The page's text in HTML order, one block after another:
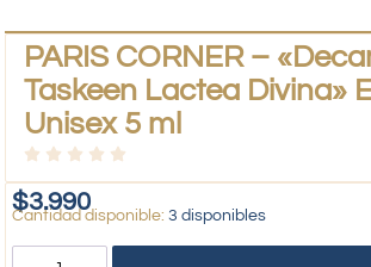
PARIS CORNER –
Taskeen Lactea Divina»
Unisex 5 ml
$3.990 3 disponibles